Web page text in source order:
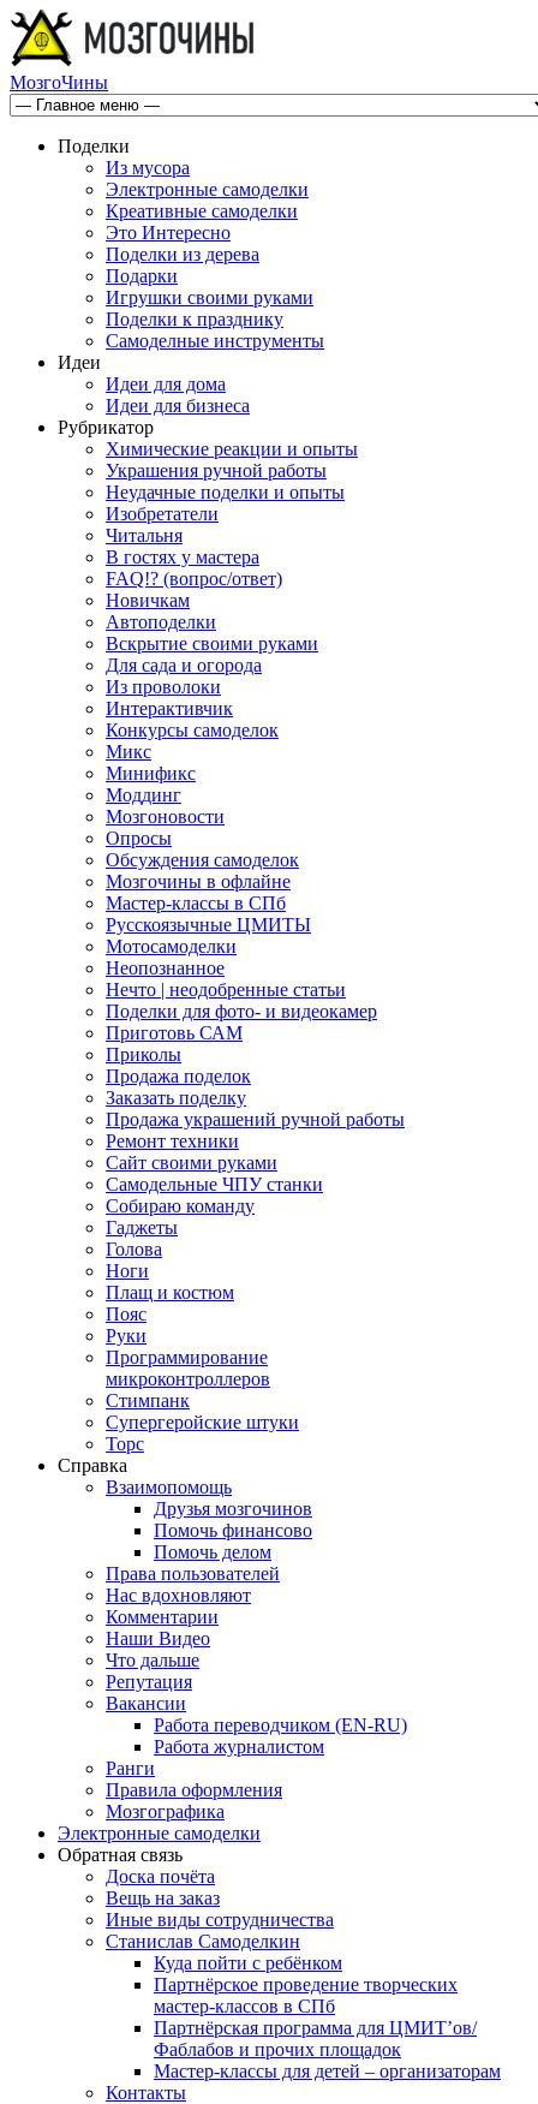
МозгоЧины
Поделки
Из мусора
Электронные самоделки
Креативные самоделки
Это Интересно
Поделки из дерева
Подарки
Игрушки своими руками
Поделки к празднику
Самоделные инструменты
Идеи
Идеи для дома
Идеи для бизнеса
Рубрикатор
Химические реакции и опыты
Украшения ручной работы
Неудачные поделки и опыты
Изобретатели
Читальня
В гостях у мастера
FAQ!? (вопрос/ответ)
Новичкам
Автоподелки
Вскрытие своими руками
Для сада и огорода
Из проволоки
Интерактивчик
Конкурсы самоделок
Микс
Минификс
Моддинг
Мозгоновости
Опросы
Обсуждения самоделок
Мозгочины в офлайне
Мастер-классы в СПб
Русскоязычные ЦМИТЫ
Мотосамоделки
Неопознанное
Нечто | неодобренные статьи
Поделки для фото- и видеокамер
Приготовь САМ
Приколы
Продажа поделок
Заказать поделку
Продажа украшений ручной работы
Ремонт техники
Сайт своими руками
Самодельные ЧПУ станки
Собираю команду
Гаджеты
Голова
Ноги
Плащ и костюм
Пояс
Руки
Программирование
микроконтроллеров
Стимпанк
Супергеройские штуки
Торс
Справка
Взаимопомощь
Друзья мозгочинов
Помочь финансово
Помочь делом
Права пользователей
Нас вдохновляют
Комментарии
Наши Видео
Что дальше
Репутация
Вакансии
Работа переводчиком (EN-RU)
Работа журналистом
Ранги
Правила оформления
Мозгографика
Электронные самоделки
Обратная связь
Доска почёта
Вещь на заказ
Иные виды сотрудничества
Станислав Самоделкин
Куда пойти с ребёнком
Партнёрское проведение творческих
мастер-классов в СПб
Партнёрская программа для ЦМИТ’ов/
Фаблабов и прочих площадок
Мастер-классы для детей – организаторам
Контакты